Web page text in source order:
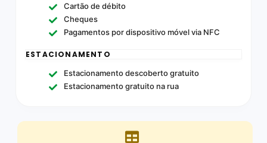
Cartão de débito
Cheques
Pagamentos por dispositivo móvel via NFC
ESTACIONAMENTO
Estacionamento descoberto gratuito
Estacionamento gratuito na rua